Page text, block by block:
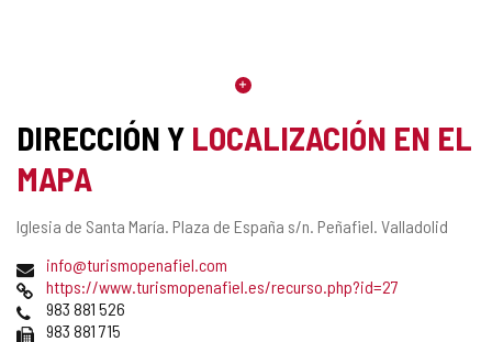
DIRECCIÓN Y LOCALIZACIÓN EN EL
MAPA
Dirección
Iglesia de Santa María. Plaza de España s/n. Peñafiel. Valladolid
Dirección
de
correo
electrónico
info@turismopenafiel.com
a
Página
Web
https://www.turismopenafiel.es/recurso.php?id=27
Teléfonos
983 881 526
Fax 983 881 715